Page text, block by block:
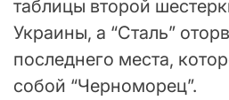
таблицы второй
Украины, а “Сталь”
последнего места,
собой “Черноморец”.